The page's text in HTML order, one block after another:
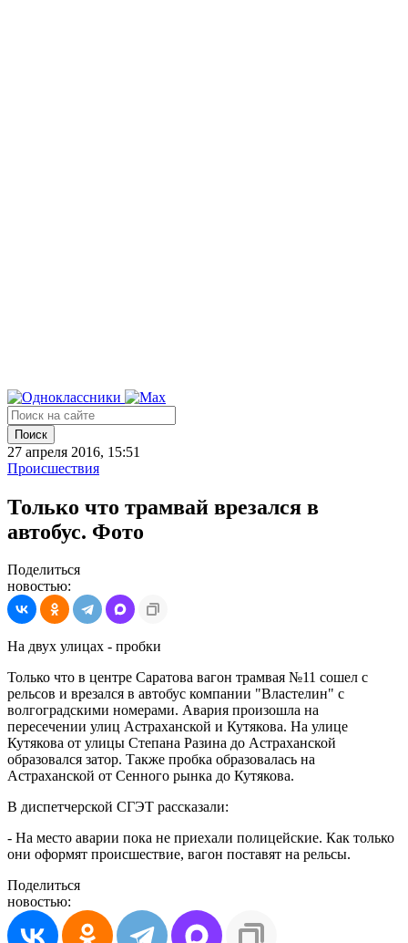
Поиск
27 апреля 2016, 15:51
Происшествия
Только что трамвай врезался в
автобус. Фото
Поделиться
новостью:
На двух улицах - пробки
Только что в центре Саратова вагон трамвая №11 сошел с
рельсов и врезался в автобус компании "Властелин" с
волгоградскими номерами. Авария произошла на
пересечении улиц Астраханской и Кутякова. На улице
Кутякова от улицы Степана Разина до Астраханской
образовался затор. Также пробка образовалась на
Астраханской от Сенного рынка до Кутякова.
В диспетчерской СГЭТ рассказали:
- На место аварии пока не приехали полицейские. Как только
они оформят происшествие, вагон поставят на рельсы.
Поделиться
новостью: